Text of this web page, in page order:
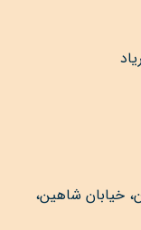
خیابان شاهین،